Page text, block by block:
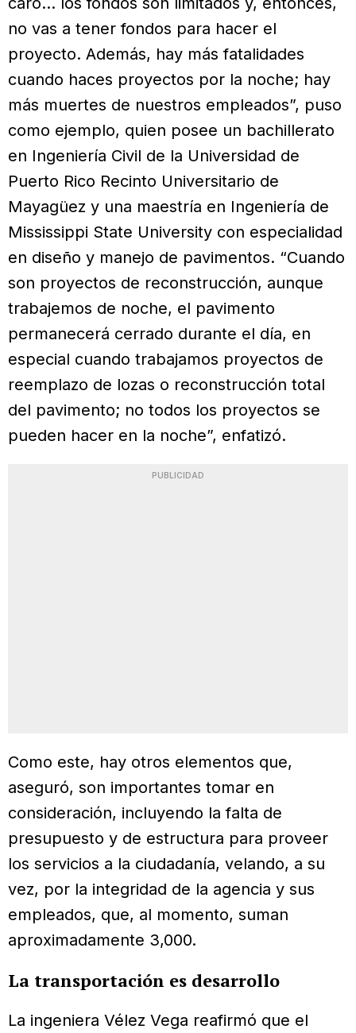
no vas a tener fondos para hacer el
proyecto. Además, hay más fatalidades
cuando haces proyectos por la noche; hay
más muertes de nuestros empleados”, puso
como ejemplo, quien posee un bachillerato
en Ingeniería Civil de la Universidad de
Puerto Rico Recinto Universitario de
Mayagüez y una maestría en Ingeniería de
Mississippi State University con especialidad
en diseño y manejo de pavimentos. “Cuando
son proyectos de reconstrucción, aunque
trabajemos de noche, el pavimento
permanecerá cerrado durante el día, en
especial cuando trabajamos proyectos de
reemplazo de lozas o reconstrucción total
del pavimento; no todos los proyectos se
pueden hacer en la noche”, enfatizó.
PUBLICIDAD
Como este, hay otros elementos que,
aseguró, son importantes tomar en
consideración, incluyendo la falta de
presupuesto y de estructura para proveer
los servicios a la ciudadanía, velando, a su
vez, por la integridad de la agencia y sus
empleados, que, al momento, suman
aproximadamente 3,000.
La transportación es desarrollo
La ingeniera Vélez Vega reafirmó que el